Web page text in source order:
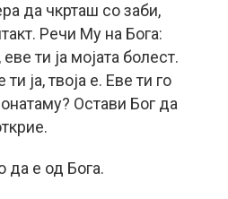
да чкрташ со заби,
Речи Му на Бога:
ти ја мојата болест.
ја, твоја е. Еве ти го
Остави Бог да
да е од Бога.